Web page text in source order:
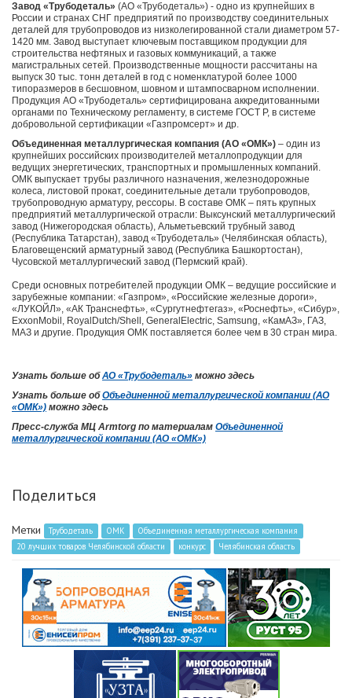
Завод «Трубодеталь» (АО «Трубодеталь») - одно из крупнейших в
России и странах СНГ предприятий по производству соединительных
деталей для трубопроводов из низколегированной стали диаметром 57-
1420 мм. Завод выступает ключевым поставщиком продукции для
строительства нефтяных и газовых коммуникаций, а также
магистральных сетей. Производственные мощности рассчитаны на
выпуск 30 тыс. тонн деталей в год с номенклатурой более 1000
типоразмеров в бесшовном, шовном и штампосварном исполнении.
Продукция АО «Трубодеталь» сертифицирована аккредитованными
органами по Техническому регламенту, в системе ГОСТ Р, в системе
добровольной сертификации «Газпромсерт» и др.
Объединенная металлургическая компания (АО «ОМК») – один из
крупнейших российских производителей металлопродукции для
ведущих энергетических, транспортных и промышленных компаний.
ОМК выпускает трубы различного назначения, железнодорожные
колеса, листовой прокат, соединительные детали трубопроводов,
трубопроводную арматуру, рессоры. В составе ОМК – пять крупных
предприятий металлургической отрасли: Выксунский металлургический
завод (Нижегородская область), Альметьевский трубный завод
(Республика Татарстан), завод «Трубодеталь» (Челябинская область),
Благовещенский арматурный завод (Республика Башкортостан),
Чусовской металлургический завод (Пермский край).
Среди основных потребителей продукции ОМК – ведущие российские и
зарубежные компании: «Газпром», «Российские железные дороги»,
«ЛУКОЙЛ», «АК Транснефть», «Сургутнефтегаз», «Роснефть», «Сибур»,
ExxonMobil, RoyalDutch/Shell, GeneralElectric, Samsung, «КамАЗ», ГАЗ,
МАЗ и другие. Продукция ОМК поставляется более чем в 30 стран мира.
Узнать больше обАО «Трубодеталь» можно здесь
Узнать больше обОбъединенной металлургической компании (АО
«ОМК») можно здесь
Пресс-служба МЦ Armtorg по материалам Объединенной
металлургической компании (АО «ОМК»)
Поделиться
Метки Трубодеталь ОМК
Объединенная металлургическая компания
20 лучших товаров Челябинской области
конкурс Челябинская область